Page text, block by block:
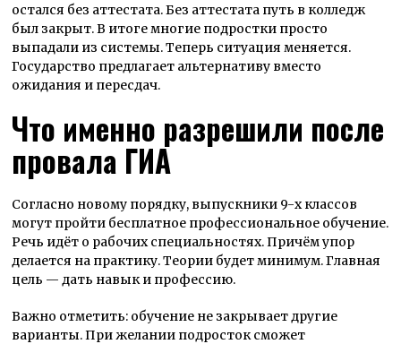
остался без аттестата. Без аттестата путь в колледж
был закрыт. В итоге многие подростки просто
выпадали из системы. Теперь ситуация меняется.
Государство предлагает альтернативу вместо
ожидания и пересдач.
Что именно разрешили после
провала ГИА
Согласно новому порядку, выпускники 9-х классов
могут пройти бесплатное профессиональное обучение.
Речь идёт о рабочих специальностях. Причём упор
делается на практику. Теории будет минимум. Главная
цель — дать навык и профессию.
Важно отметить: обучение не закрывает другие
варианты. При желании подросток сможет